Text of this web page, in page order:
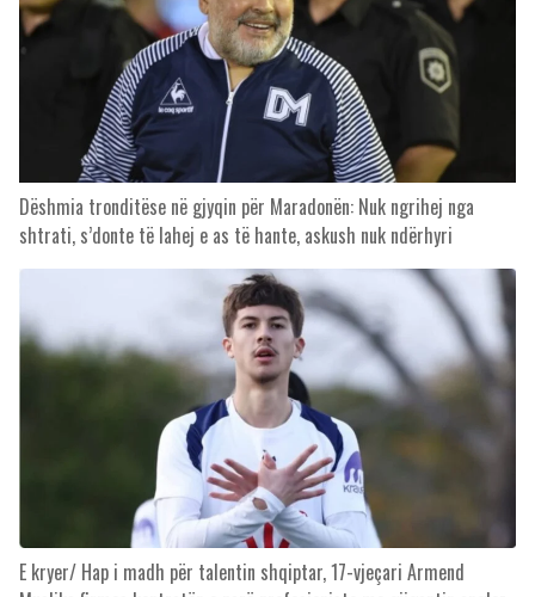
Dëshmia tronditëse në gjyqin për Maradonën: Nuk ngrihej nga
shtrati, s’donte të lahej e as të hante, askush nuk ndërhyri
E kryer/ Hap i madh për talentin shqiptar, 17-vjeçari Armend